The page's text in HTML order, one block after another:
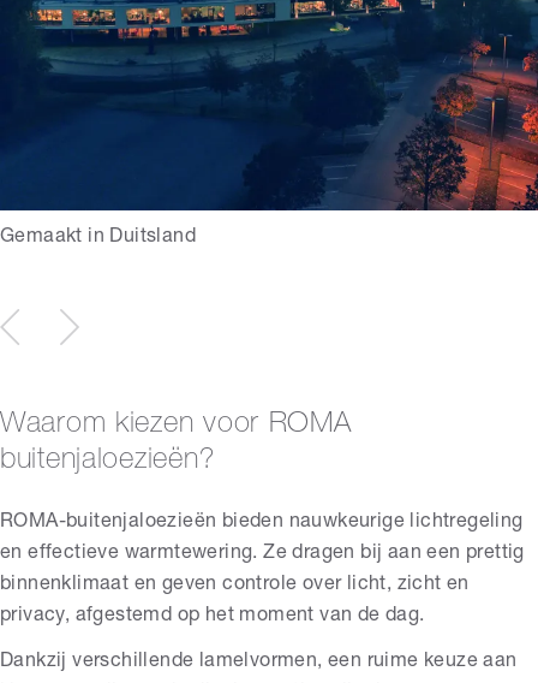
Gemaakt in Duitsland
Waarom kiezen voor ROMA
buitenjaloezieën?
ROMA-buitenjaloezieën bieden nauwkeurige lichtregeling
en effectieve warmtewering. Ze dragen bij aan een prettig
binnenklimaat en geven controle over licht, zicht en
privacy, afgestemd op het moment van de dag.
Dankzij verschillende lamelvormen, een ruime keuze aan